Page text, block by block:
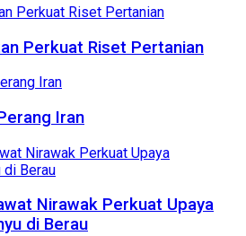
Perkuat Riset Pertanian
Iran
Nirawak Perkuat Upaya
di Berau